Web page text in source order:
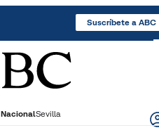
Suscríbete a ABC
NacionalSevilla